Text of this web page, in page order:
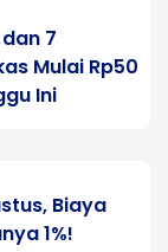
7
Mulai Rp50
Ini
Biaya
1%!